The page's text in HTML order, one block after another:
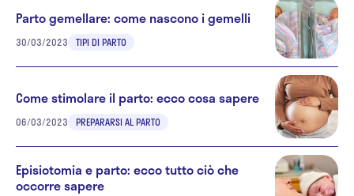
Parto gemellare: come nascono i gemelli
30/03/2023 TIPI DI PARTO
Come stimolare il parto: ecco cosa sapere
06/03/2023 PREPARARSI AL PARTO
Episiotomia e parto: ecco tutto ciò che
occorre sapere